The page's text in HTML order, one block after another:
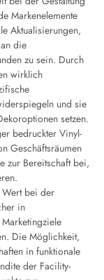
Markenelemente
Aktualisierungen,
die
zu sein. Durch
wirklich
und sie
setzen.
bedruckter Vinyl-
Geschäftsräumen
zur Bereitschaft bei,
Wert bei der
in
Die Möglichkeit,
in funktionale
der Facility-